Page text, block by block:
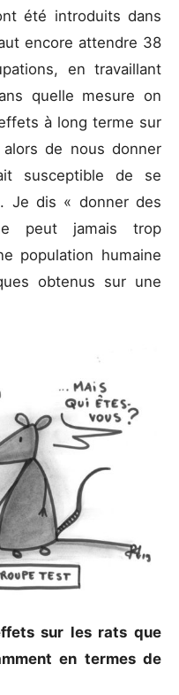
été introduits dans
encore attendre 38
en travaillant
quelle mesure on
à long terme sur
de nous donner
susceptible de se
Je dis « donner des
peut jamais trop
population humaine
obtenus sur une
sur les rats que
en termes de